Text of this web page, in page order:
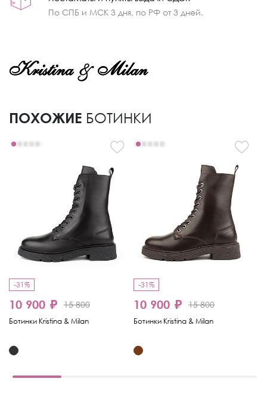
По СПБ и МСК 3 дня, по РФ от 3 дней.
ПОХОЖИЕ БОТИНКИ
-31%
10 900 ₽ 15 800
Ботинки Kristina & Milan
-31%
10 900 ₽ 15 800
Ботинки Kristina & Milan